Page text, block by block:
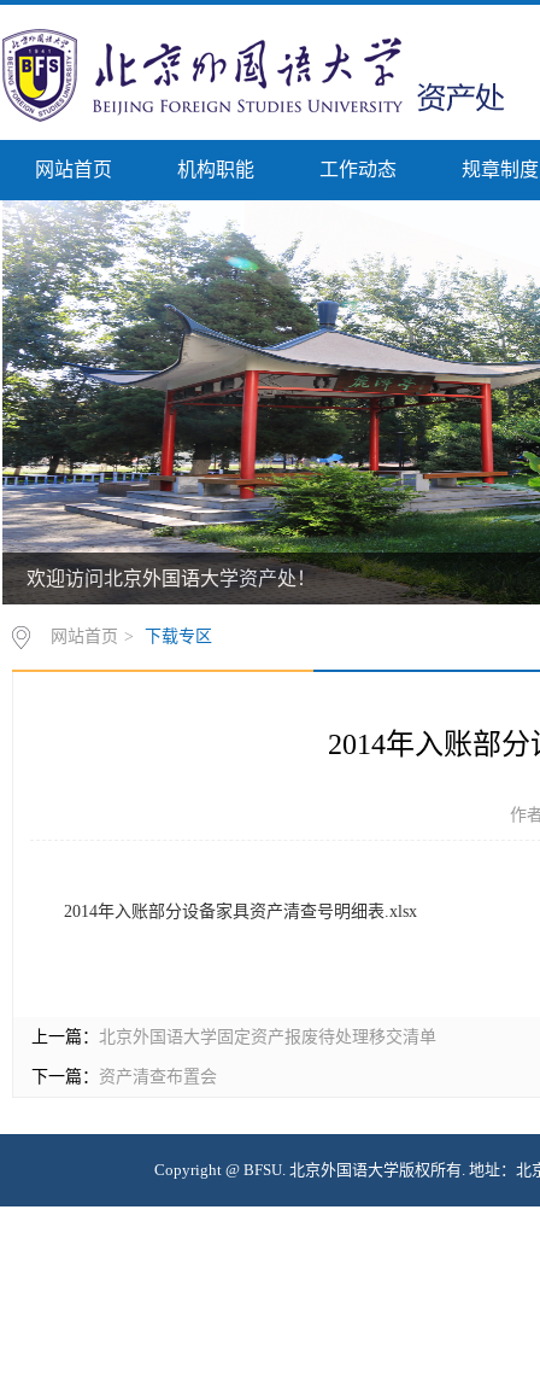
网站首页 机构职能 工作动态 规章制度
欢迎访问北京外国语大学资产处！
欢迎访问北京外国语大学资产处！
网站首页 > 下载专区
2014年入账部
作
2014年入账部分设备家具资产清查号明细表.xlsx
上一篇： 北京外国语大学固定资产报废待处理移交清单
下一篇： 资产清查布置会
Copyright @ BFSU. 北京外国语大学版权所有. 地址：